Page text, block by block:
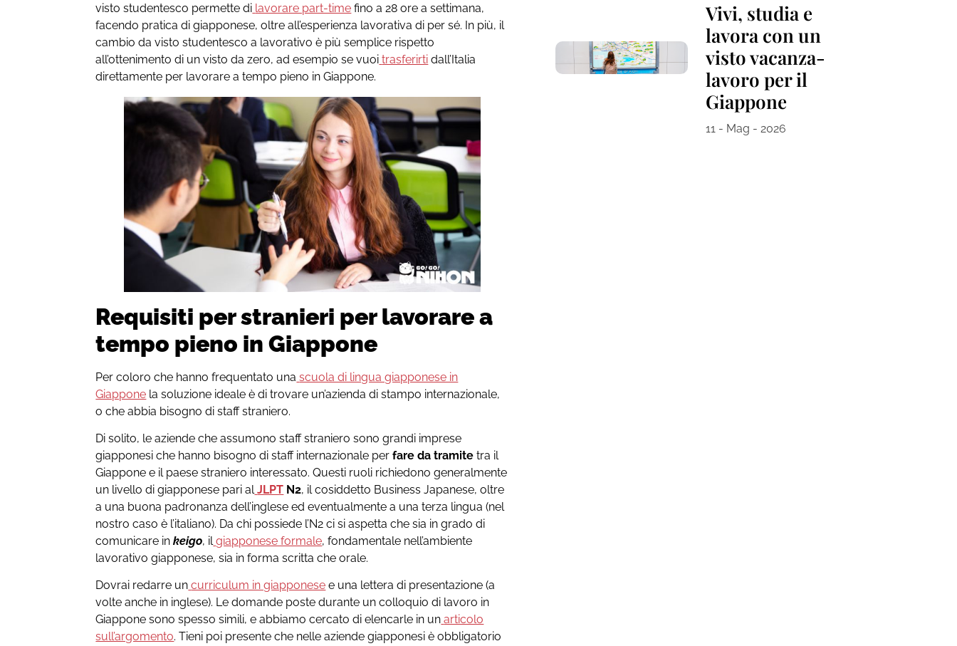
visto studentesco permette di lavorare part-time fino a 28 ore a settimana,
facendo pratica di giapponese, oltre all’esperienza lavorativa di per sé. In più, il
cambio da visto studentesco a lavorativo è più semplice rispetto
all’ottenimento di un visto da zero, ad esempio se vuoi trasferirti dall’Italia
direttamente per lavorare a tempo pieno in Giappone.
Requisiti per stranieri per lavorare a
tempo pieno in Giappone
Per coloro che hanno frequentato una scuola di lingua giapponese in
Giappone la soluzione ideale è di trovare un’azienda di stampo internazionale,
o che abbia bisogno di staff straniero.
Di solito, le aziende che assumono staff straniero sono grandi imprese
giapponesi che hanno bisogno di staff internazionale perfare da tramitetra il
Giappone e il paese straniero interessato. Questi ruoli richiedono generalmente
un livello di giapponese pari al JLPT N2, il cosiddetto Business Japanese, oltre
a una buona padronanza dell’inglese ed eventualmente a una terza lingua (nel
nostro caso è l’italiano). Da chi possiede l’N2 ci si aspetta che sia in grado di
comunicare inkeigo, il giapponese formale, fondamentale nell’ambiente
lavorativo giapponese, sia in forma scritta che orale.
Dovrai redarre un curriculum in giapponese e una lettera di presentazione (a
volte anche in inglese). Le domande poste durante un colloquio di lavoro in
Giappone sono spesso simili, e abbiamo cercato di elencarle in un articolo
sull’argomento. Tieni poi presente che nelle aziende giapponesi è obbligatorio
Vivi, studia e
lavora con un
visto vacanza-
lavoro per il
Giappone
11 - Mag - 2026